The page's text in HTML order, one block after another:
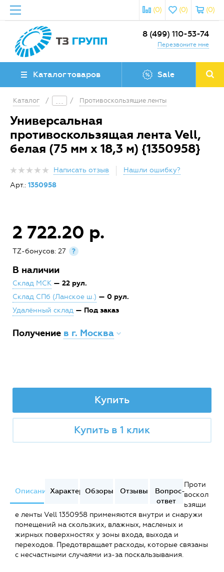
(0)
(0)
(0)
8 (499) 110-53-74
Перезвоните мне
Каталог товаров Sale
Каталог / / Противоскользящие ленты
Универсальная
противоскользящая лента Vell,
белая (75 мм х 18,3 м) {1350958}
Написать отзыв
Нашли ошибку?
Арт.: 1350958
2 722.20 р.
TZ-бонусов: 27 ?
В наличии
Склад МСК — 22 рул.
Склад СПб (Ланское ш.) — 0 рул.
Удалённый склад — Под заказ
Получение в г. Москва
Купить
Купить в 1 клик
ОписаниеХарактеристики
Обзоры Отзывы
Вопрос-
ответ
Проти
воскол
ьзящи
е ленты Vell 1350958 применяются внутри и снаружи
помещений на скользких, влажных, масленых и
жирных поверхностях у зоны входа, выхода и
переходов. Предотвращает расходы, которые связаны
с несчастными случаями из-за поскальзывания.